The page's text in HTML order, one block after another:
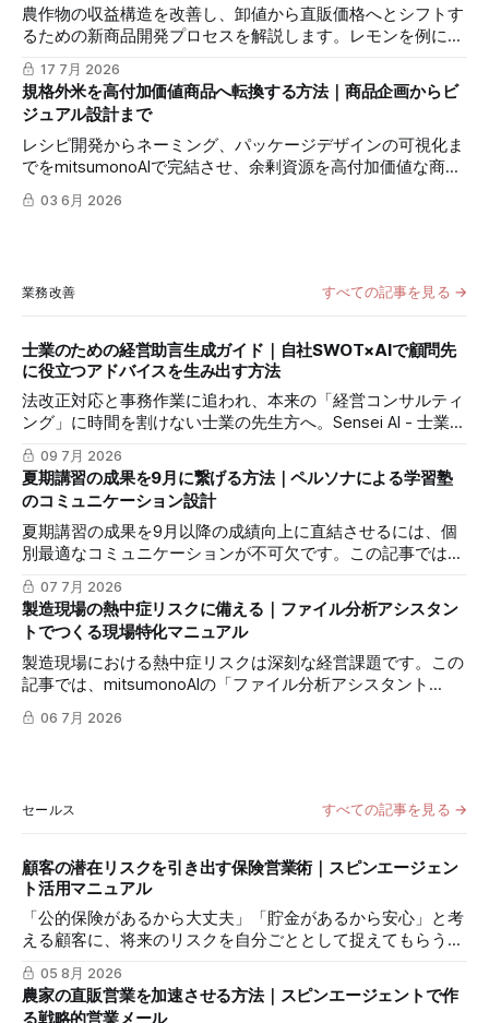
農作物の収益構造を改善し、卸値から直販価格へとシフトす
るための新商品開発プロセスを解説します。レモンを例に、
Sensei AIによる市場分析とコンセプト策定、nano-banana-
proによる高級感あふれるパッケージ可視化の手法を提案し
ます。
17 7月 2026
規格外米を高付加価値商品へ転換する方法｜商品企画からビ
ジュアル設計まで
レシピ開発からネーミング、パッケージデザインの可視化ま
でをmitsumonoAIで完結させ、余剰資源を高付加価値な商品
へと転換する具体的なプロセスを解説します。
03 6月 2026
業務改善 すべての記事を見る →
士業のための経営助言生成ガイド｜自社SWOT×AIで顧問先
に役立つアドバイスを生み出す方法
法改正対応と事務作業に追われ、本来の「経営コンサルティ
ング」に時間を割けない士業の先生方へ。Sensei AI - 士業と
自社SWOT分析アシスタントを活用し、顧問先の課題を深く
分析し、差別化された付加価値提案を自動生成する具体的な
方法を解説します。
09 7月 2026
夏期講習の成果を9月に繋げる方法｜ペルソナによる学習塾
のコミュニケーション設計
夏期講習の成果を9月以降の成績向上に直結させるには、個
別最適なコミュニケーションが不可欠です。この記事では
「ペルソナ作成アシスタント」を活用し、多忙な講師が生徒
一人ひとりの心に響くメッセージを効率的に作成し、信頼関
係を深化させる具体的なステップを解説します。
07 7月 2026
製造現場の熱中症リスクに備える｜ファイル分析アシスタン
トでつくる現場特化マニュアル
製造現場における熱中症リスクは深刻な経営課題です。この
記事では、mitsumonoAIの「ファイル分析アシスタント
PRO」を活用し、最新の公的ガイドラインを基に、自社の実
情に合わせた「夏季安全衛生マニュアル」を効率的に作成す
06 7月 2026
セールス すべての記事を見る →
顧客の潜在リスクを引き出す保険営業術｜スピンエージェン
ト活用マニュアル
「公的保険があるから大丈夫」「貯金があるから安心」と考
える顧客に、将来のリスクを自分ごととして捉えてもらうの
は簡単ではありません。この記事では、mitsumonoAIの「ス
ピンエージェント」を活用し、顧客の反論すらも対話の糸口
に変え、納得感を高めて成約に繋げる具体的な3つのステッ
05 8月 2026
農家の直販営業を加速させる方法｜スピンエージェントで作
る戦略的営業メール